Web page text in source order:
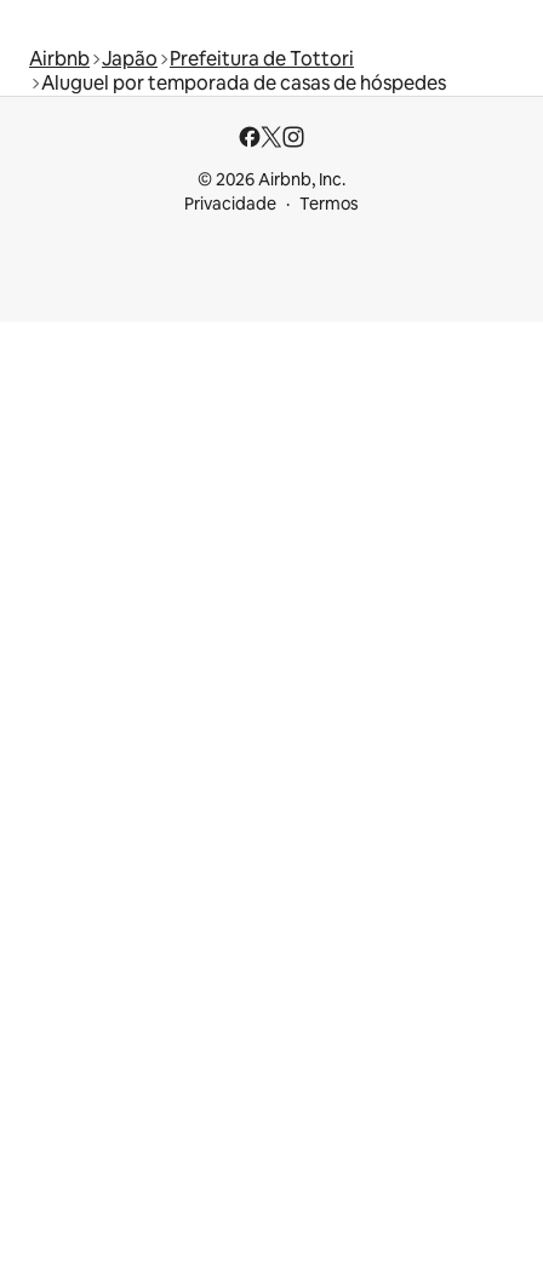
Airbnb Japão Prefeitura de Tottori
Aluguel por temporada de casas de hóspedes
© 2026 Airbnb, Inc.
Privacidade
Termos